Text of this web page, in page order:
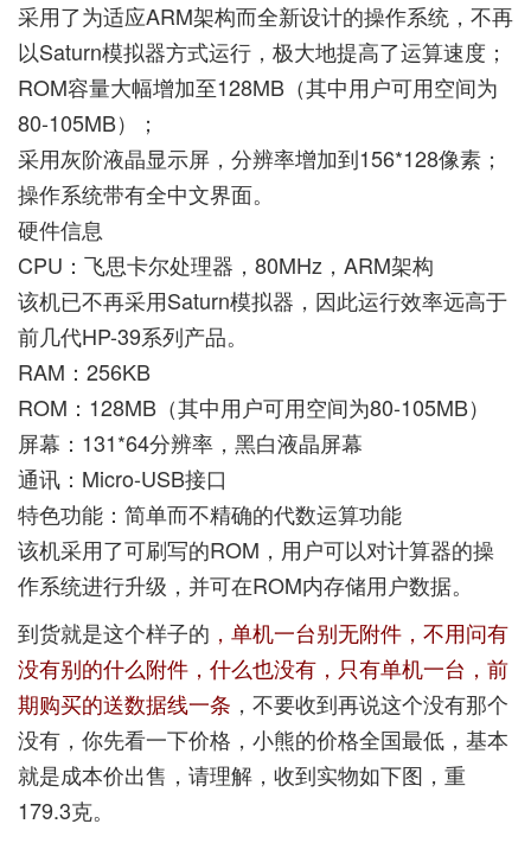
采用了为适应ARM架构而全新设计的操作系统，不再
以Saturn模拟器方式运行，极大地提高了运算速度；
ROM容量大幅增加至128MB（其中用户可用空间为
80-105MB）；
采用灰阶液晶显示屏，分辨率增加到156*128像素；
操作系统带有全中文界面。
硬件信息
CPU：飞思卡尔处理器，80MHz，ARM架构
该机已不再采用Saturn模拟器，因此运行效率远高于
前几代HP-39系列产品。
RAM：256KB
ROM：128MB（其中用户可用空间为80-105MB）
屏幕：131*64分辨率，黑白液晶屏幕
通讯：Micro-USB接口
特色功能：简单而不精确的代数运算功能
该机采用了可刷写的ROM，用户可以对计算器的操
作系统进行升级，并可在ROM内存储用户数据。
到货就是这个样子的 ，单机一台别无附件，不用问有
没有别的什么附件，什么也没有，只有单机一台，前
期购买的送数据线一条 ，不要收到再说这个没有那个
没有，你先看一下价格，小熊的价格全国最低，基本
就是成本价出售，请理解，收到实物如下图，重
179.3克。